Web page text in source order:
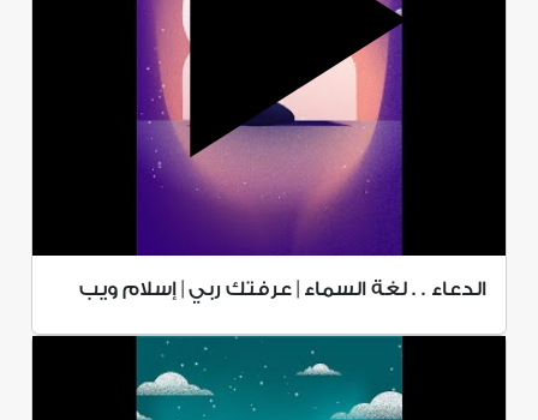
الدعاء . . لغة السماء | عرفتك ربي | إسلام ويب